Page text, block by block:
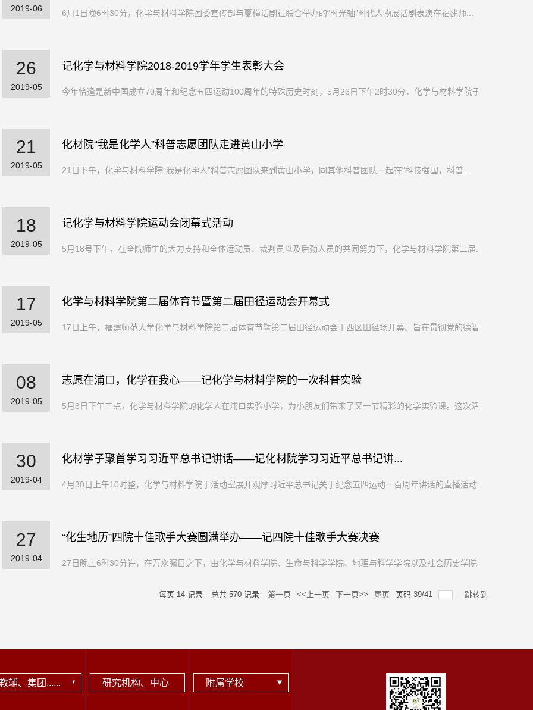
2019-06 6月1日晚6时30分，化学与材料学院团委宣传部与夏槿话剧社联合举办的“时光轴”时代人物展话剧表演在福建师...
26
2019-05
记化学与材料学院2018-2019学年学生表彰大会
今年恰逢是新中国成立70周年和纪念五四运动100周年的特殊历史时刻，5月26日下午2时30分，化学与材料学院于...
21
2019-05
化材院“我是化学人”科普志愿团队走进黄山小学
21日下午，化学与材料学院“我是化学人”科普志愿团队来到黄山小学，同其他科普团队一起在“科技强国，科普...
18
2019-05
记化学与材料学院运动会闭幕式活动
5月18号下午，在全院师生的大力支持和全体运动员、裁判员以及后勤人员的共同努力下，化学与材料学院第二届...
17
2019-05
化学与材料学院第二届体育节暨第二届田径运动会开幕式
17日上午，福建师范大学化学与材料学院第二届体育节暨第二届田径运动会于西区田径场开幕。旨在贯彻党的德智...
08
2019-05
志愿在浦口，化学在我心——记化学与材料学院的一次科普实验
5月8日下午三点，化学与材料学院的化学人在浦口实验小学，为小朋友们带来了又一节精彩的化学实验课。这次活...
30
2019-04
化材学子聚首学习习近平总书记讲话——记化材院学习习近平总书记讲...
4月30日上午10时整，化学与材料学院于活动室展开观摩习近平总书记关于纪念五四运动一百周年讲话的直播活动...
27
2019-04
“化生地历”四院十佳歌手大赛圆满举办——记四院十佳歌手大赛决赛
27日晚上6时30分许，在万众瞩目之下，由化学与材料学院、生命与科学学院、地理与科学学院以及社会历史学院...
每页 14 记录 总共 570 记录 第一页 <<上一页 下一页>> 尾页 页码 39/41 跳转到
辅、集团...... 研究机构、中心 附属学校